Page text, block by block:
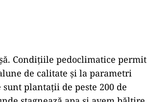
Condiţiile pedoclimatice permit
de calitate şi la parametri
plantaţii de peste 200 de